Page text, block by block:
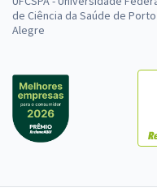
de Ciência da Saúde de Porto
Alegre